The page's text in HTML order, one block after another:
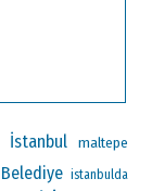
İstanbul maltepe
Belediye istanbulda